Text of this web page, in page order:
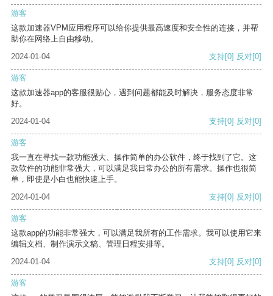
游客
这款加速器VPM应用程序可以给你提供最高速度和安全性的连接，并帮
助你在网络上自由移动。
2024-01-04
支持[0] 反对[0]
游客
这款加速器app的客服很贴心，遇到问题都能及时解决，服务态度非常
好。
2024-01-04
支持[0] 反对[0]
游客
我一直在寻找一款功能强大、操作简单的办公软件，终于找到了它。这
款软件的功能非常强大，可以满足我日常办公的所有需求。操作也很简
单，即使是小白也能快速上手。
2024-01-04
支持[0] 反对[0]
游客
这款app的功能非常强大，可以满足我所有的工作需求。我可以使用它来
编辑文档、制作演示文稿、管理日程安排等。
2024-01-04
支持[0] 反对[0]
游客